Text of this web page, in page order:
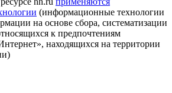
(информационные технологии
на основе сбора, систематизации
к предпочтениям
находящихся на территории